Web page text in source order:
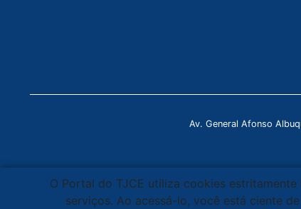
Av. General Afonso
O Portal do TJCE utiliza cookies
serviços. Ao acessá-lo, você está ciente